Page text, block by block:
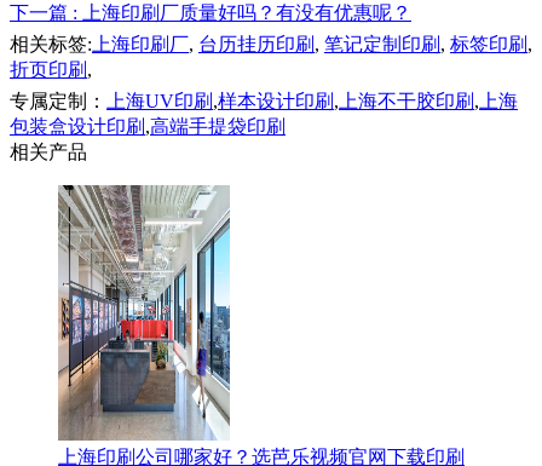
下一篇 : 上海印刷厂质量好吗？有没有优惠呢？
相关标签: 上海印刷厂, 台历挂历印刷 , 笔记定制印刷 , 标签印刷 ,
折页印刷 ,
专属定制：
上海UV印刷 ,样本设计印刷 , 上海不干胶印刷 , 上海
包装盒设计印刷 ,高端手提袋印刷
相关产品
上海印刷公司哪家好？选芭乐视频官网下载印刷